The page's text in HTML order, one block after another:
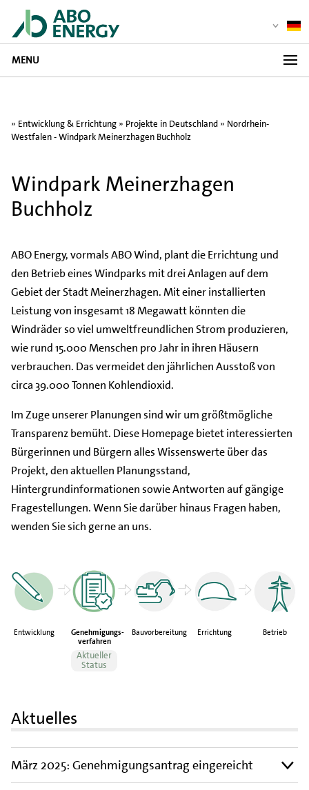
MENU
» Entwicklung & Errichtung » Projekte in Deutschland » Nordrhein-
Westfalen - Windpark Meinerzhagen Buchholz
Windpark Meinerzhagen
Buchholz
ABO Energy, vormals ABO Wind, plant die Errichtung und
den Betrieb eines Windparks mit drei Anlagen auf dem
Gebiet der Stadt Meinerzhagen. Mit einer installierten
Leistung von insgesamt 18 Megawatt könnten die
Windräder so viel umweltfreundlichen Strom produzieren,
wie rund 15.000 Menschen pro Jahr in ihren Häusern
verbrauchen. Das vermeidet den jährlichen Ausstoß von
circa 39.000 Tonnen Kohlendioxid.
Im Zuge unserer Planungen sind wir um größtmögliche
Transparenz bemüht. Diese Homepage bietet interessierten
Bürgerinnen und Bürgern alles Wissenswerte über das
Projekt, den aktuellen Planungsstand,
Hintergrundinformationen sowie Antworten auf gängige
Fragestellungen. Wenn Sie darüber hinaus Fragen haben,
wenden Sie sich gerne an uns.
Entwicklung
Genehmigungs-
verfahren
Aktueller
Status
Bauvorbereitung Errichtung Betrieb
Aktuelles
März 2025: Genehmigungsantrag eingereicht